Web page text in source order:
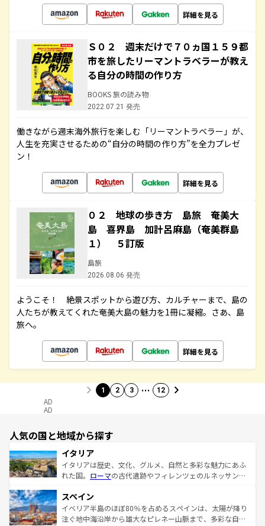
詳細を見る
Ｓ０２ 週末だけで７０ヵ国１５９都
市を旅したリーマントラベラーが教え
る自分の時間の作り方
BOOKS 旅の読み物
2022.07.21 発売
働きながら週末海外旅行を楽しむ「リーマントラベラー」が、
人生を充実させるための“自分の時間の作り方”を全力プレゼ
ン！
詳細を見る
０２ 地球の歩き方 島旅 奄美大
島 喜界島 加計呂麻島（奄美群島
１） ５訂版
島旅
2026.08.06 発売
ようこそ！ 絶景スポットから遊び方、カルチャーまで、島の
人たちが教えてくれた奄美大島の魅力を1冊に凝縮。さあ、島
旅へ。
詳細を見る
1 2 3 … 12
AD
AD
人気の国と地域から探す
イタリア
イタリアは歴史、文化、グルメ、自然と多彩な魅力にあふ
れた国。 ローマの古代遺跡やフィレンツェのルネッサンス
ろん、トスカーナの美しい田園風景やアマルフィ海岸の絶
景など、自然景観も見逃せない。観光の合間には、本場の
ピザやパスタなど、絶品のイタリア料理を堪能することも
スペイン
イベリア半島のほぼ80％を占めるスペインは、太陽が降り
注ぐ地中海沿岸から雄大なピレネー山脈まで、多彩な自然